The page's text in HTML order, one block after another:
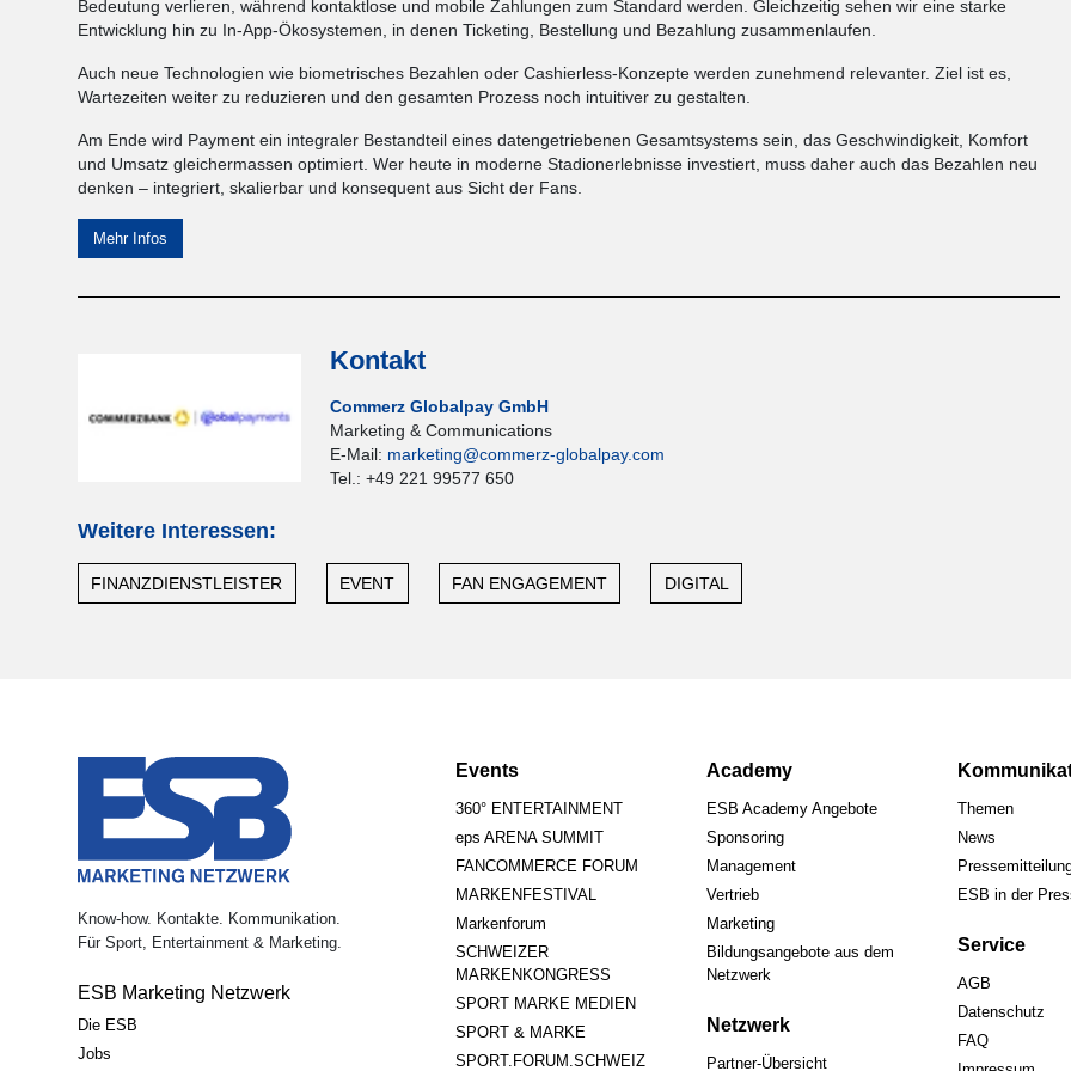
Bedeutung verlieren, während kontaktlose und mobile Zahlungen zum Standard werden. Gleichzeitig sehen wir eine starke
Entwicklung hin zu In-App-Ökosystemen, in denen Ticketing, Bestellung und Bezahlung zusammenlaufen.
Auch neue Technologien wie biometrisches Bezahlen oder Cashierless-Konzepte werden zunehmend relevanter. Ziel ist es,
Wartezeiten weiter zu reduzieren und den gesamten Prozess noch intuitiver zu gestalten.
Am Ende wird Payment ein integraler Bestandteil eines datengetriebenen Gesamtsystems sein, das Geschwindigkeit, Komfort
und Umsatz gleichermassen optimiert. Wer heute in moderne Stadionerlebnisse investiert, muss daher auch das Bezahlen neu
denken – integriert, skalierbar und konsequent aus Sicht der Fans.
Mehr Infos
Kontakt
Commerz Globalpay GmbH
Marketing & Communications
E-Mail: marketing@commerz-globalpay.com
Tel.: +49 221 99577 650
Weitere Interessen:
FINANZDIENSTLEISTER EVENT FAN ENGAGEMENT DIGITAL
Know-how. Kontakte. Kommunikation.
Für Sport, Entertainment & Marketing.
ESB Marketing Netzwerk
Die ESB
Jobs
Events
360° ENTERTAINMENT
eps ARENA SUMMIT
FANCOMMERCE FORUM
MARKENFESTIVAL
Markenforum
SCHWEIZER
MARKENKONGRESS
SPORT MARKE MEDIEN
SPORT & MARKE
SPORT.FORUM.SCHWEIZ
Academy
ESB Academy Angebote
Sponsoring
Management
Vertrieb
Marketing
Bildungsangebote aus dem
Netzwerk
Netzwerk
Partner-Übersicht
Themen
News
ESB in der
Service
AGB
Datenschutz
FAQ